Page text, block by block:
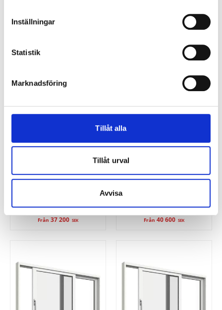
Inställningar
Statistik
Marknadsföring
Tillåt alla
Tillåt urval
Avvisa
Aluminiumbeklätt
Från37 200 SEK Från40 600 SEK